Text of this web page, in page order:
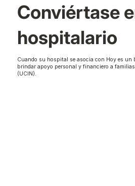
Conviértase
hospitalario
Cuando su hospital se asocia con Hoy es
brindar apoyo personal y financiero a
(UCIN).